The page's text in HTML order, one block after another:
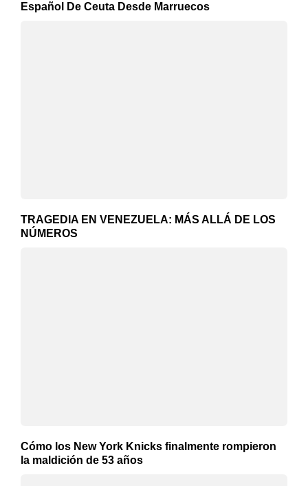
Español De Ceuta Desde Marruecos
TRAGEDIA EN VENEZUELA: MÁS ALLÁ DE LOS
NÚMEROS
Cómo los New York Knicks finalmente rompieron
la maldición de 53 años